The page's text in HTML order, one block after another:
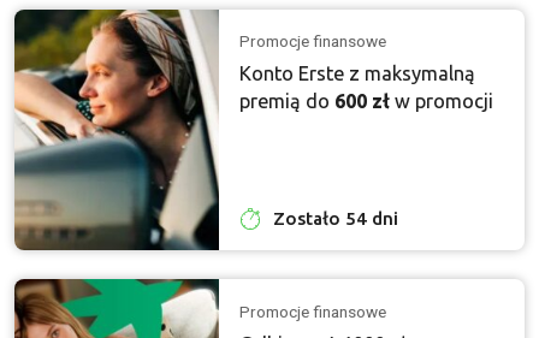
Promocje finansowe
Konto Erste z maksymalną
premią do 600 zł w promocji
Zostało 54 dni
Promocje finansowe